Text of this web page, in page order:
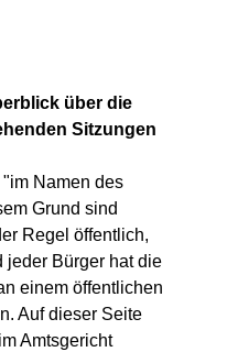
über die
Sitzungen
Namen des
Grund sind
Regel öffentlich,
jeder Bürger hat die
einem öffentlichen
Auf dieser Seite
Amtsgericht